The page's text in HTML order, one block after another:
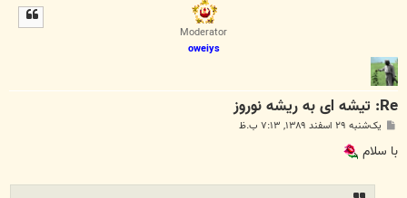
Moderator
oweiys
Re: تیشه ای به ریشه نوروز
پ
ت
یک‌شنبه ۲۹ اسفند ۱۳۸۹, ۷:۱۳ ب.ظ
با سلام